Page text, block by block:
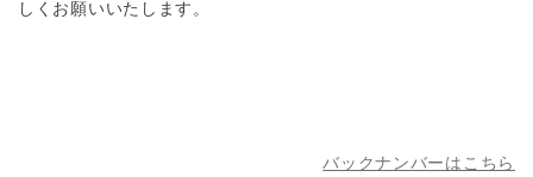
しくお願いいたします。
バックナンバーはこちら